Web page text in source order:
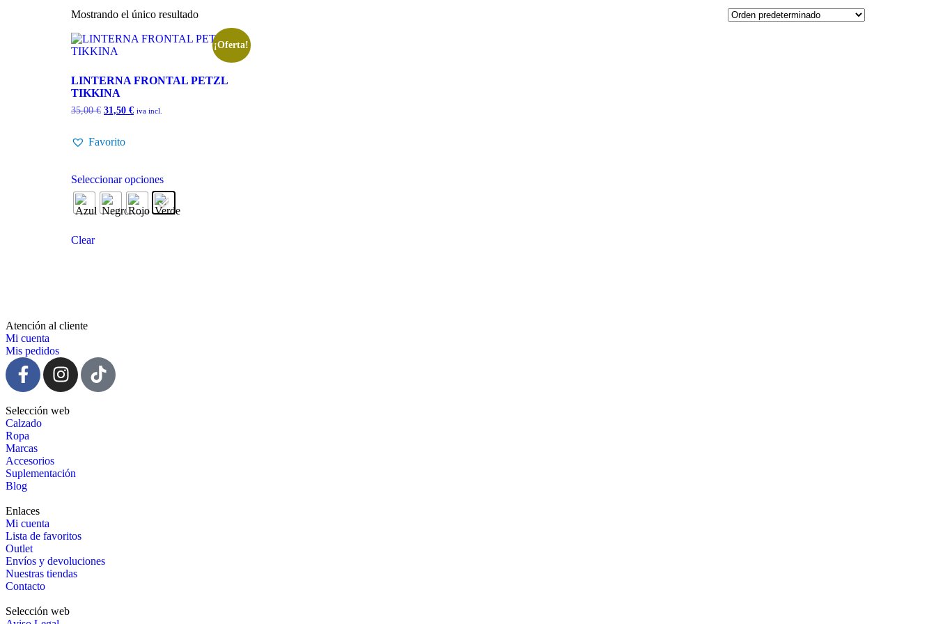
Mostrando el único resultado
¡Oferta!
LINTERNA FRONTAL PETZL
TIKKINA
35,00€ 31,50 € iva incl.
Favorito
Seleccionar opciones
Clear
Atención al cliente
Mi cuenta
Mis pedidos
Selección web
Calzado
Ropa
Marcas
Accesorios
Suplementación
Blog
Enlaces
Mi cuenta
Lista de favoritos
Outlet
Envíos y devoluciones
Nuestras tiendas
Contacto
Selección web